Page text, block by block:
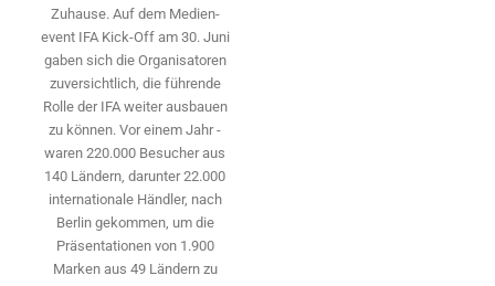
Zuhause. Auf dem Medien­
event IFA Kick-Off am 30. Juni
gaben sich die Organisatoren
zuversichtlich, die führende
Rolle der IFA weiter ausbauen
zu können. Vor einem Jahr ­
waren 220.000 Besucher aus
140 ­Ländern, ­darunter 22.000
internationale Händler, nach
Berlin gekommen, um die
Präsen­tationen von 1.900
Marken aus 49 Ländern zu